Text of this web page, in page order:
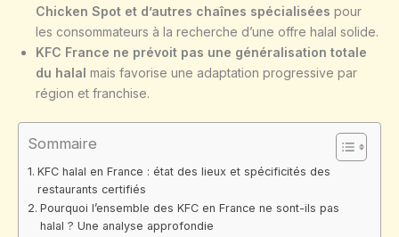
Chicken Spot et d’autres chaînes spécialisées pour
les consommateurs à la recherche d’une offre halal solide.
KFC France ne prévoit pas une généralisation totale
du halal mais favorise une adaptation progressive par
région et franchise.
Sommaire
KFC halal en France : état des lieux et spécificités des
restaurants certifiés
Pourquoi l’ensemble des KFC en France ne sont-ils pas
halal ? Une analyse approfondie